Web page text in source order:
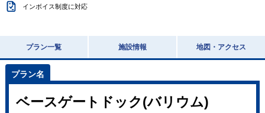
インボイス制度に対応
プラン一覧 施設情報 地図・アクセス
ベースゲートドック(バリウム)